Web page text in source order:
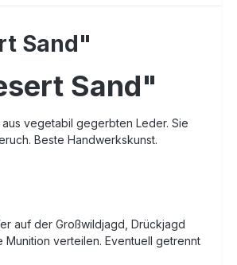
Sand"
Sand"
vegetabil gegerbten Leder. Sie
Beste Handwerkskunst.
auf der Großwildjagd, Drückjagd
verteilen. Eventuell getrennt